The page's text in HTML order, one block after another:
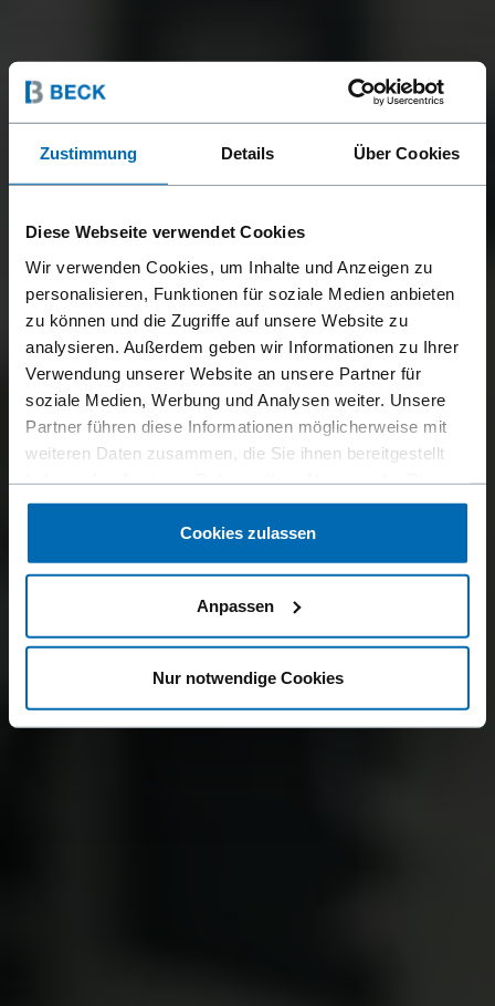
Zustimmung Details Über Cookies
Diese Webseite verwendet Cookies
Wir verwenden Cookies, um Inhalte und Anzeigen zu
personalisieren, Funktionen für soziale Medien anbieten
zu können und die Zugriffe auf unsere Website zu
analysieren. Außerdem geben wir Informationen zu Ihrer
Verwendung unserer Website an unsere Partner für
soziale Medien, Werbung und Analysen weiter. Unsere
Partner führen diese Informationen möglicherweise mit
weiteren Daten zusammen, die Sie ihnen bereitgestellt
gesammelt haben.
Cookies zulassen
Anpassen
Nur notwendige Cookies